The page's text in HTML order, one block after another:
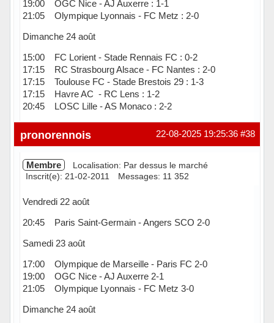
19:00 OGC Nice - AJ Auxerre : 1-1
21:05 Olympique Lyonnais - FC Metz : 2-0
Dimanche 24 août
15:00 FC Lorient - Stade Rennais FC : 0-2
17:15 RC Strasbourg Alsace - FC Nantes : 2-0
17:15 Toulouse FC - Stade Brestois 29 : 1-3
17:15 Havre AC - RC Lens : 1-2
20:45 LOSC Lille - AS Monaco : 2-2
Hors ligne #38
22-08-2025 19:25:36
pronorennois
Membre
Localisation: Par dessus le marché
Inscrit(e): 21-02-2011
Messages: 11 352
Vendredi 22 août
20:45 Paris Saint-Germain - Angers SCO 2-0
Samedi 23 août
17:00 Olympique de Marseille - Paris FC 2-0
19:00 OGC Nice - AJ Auxerre 2-1
21:05 Olympique Lyonnais - FC Metz 3-0
Dimanche 24 août